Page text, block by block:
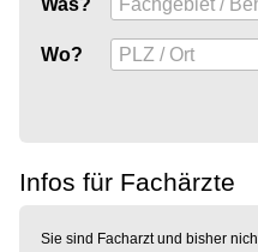
Was?
Wo?
Infos für Fachärzte
Sie sind Facharzt und bisher